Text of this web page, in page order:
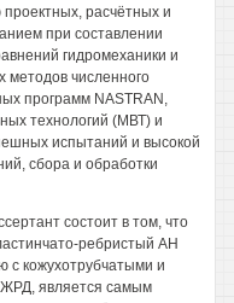
расчётных и
при составлении
гидромеханики и
численного
программ NASTRAN,
технологий (МВТ) и
испытаний и высокой
сбора и обработки
состоит в том, что
ребристый АН
с кожухотрубчатыми и
является самым